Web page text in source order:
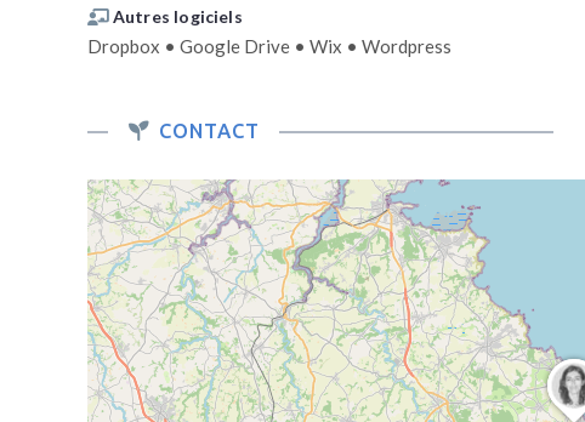
Autres logiciels
Dropbox • Google Drive • Wix • Wordpress
CONTACT